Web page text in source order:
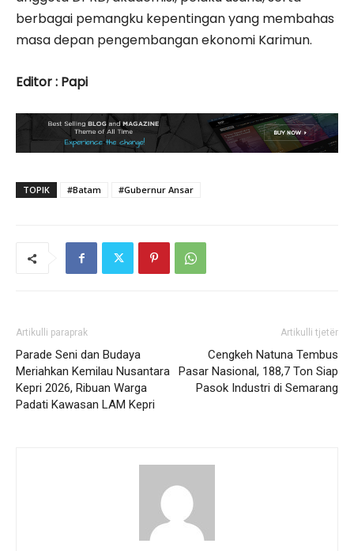
berbagai pemangku kepentingan yang membahas
masa depan pengembangan ekonomi Karimun.
Editor : Papi
TOPIK #Batam #Gubernur Ansar
Artikulli paraprak
Parade Seni dan Budaya
Meriahkan Kemilau Nusantara
Kepri 2026, Ribuan Warga
Padati Kawasan LAM Kepri
Artikulli tjetër
Cengkeh Natuna Tembus
Pasar Nasional, 188,7 Ton Siap
Pasok Industri di Semarang